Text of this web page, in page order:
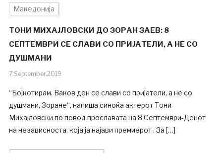
Македонија
ТОНИ МИХАЈЛОВСКИ ДО ЗОРАН ЗАЕВ: 8
СЕПТЕМВРИ СЕ СЛАВИ СО ПРИЈАТЕЛИ, А НЕ СО
ДУШМАНИ
7.September.2019
“Бојкотирам. Ваков ден се слави со пријатели, а не со
душмани, Зоране“, напиша синоќа актерот Тони
Михајловски по повод прославата на 8 Септември-Денот
на независноста, која ја најави премиерот . За […]